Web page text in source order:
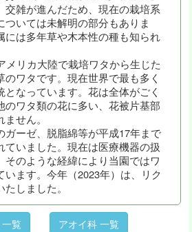
交雑が進んだため、現在の栽培系
ついては未解明の部分もありま
には多年草や木本性の種も知られ
メリカ大陸で栽培ワタから生じた
のワタです。現在世界で最も多く
なっています。花は全体がごく
のワタ類の花に多い、花被片基部
せん。
ガーゼ、脱脂綿等が平成17年まで
ていました。現在は医療機器の扱
そのような経緯により当園ではワ
います。今年（2023年）は、リク
しました。
覧 アオイ科 一覧